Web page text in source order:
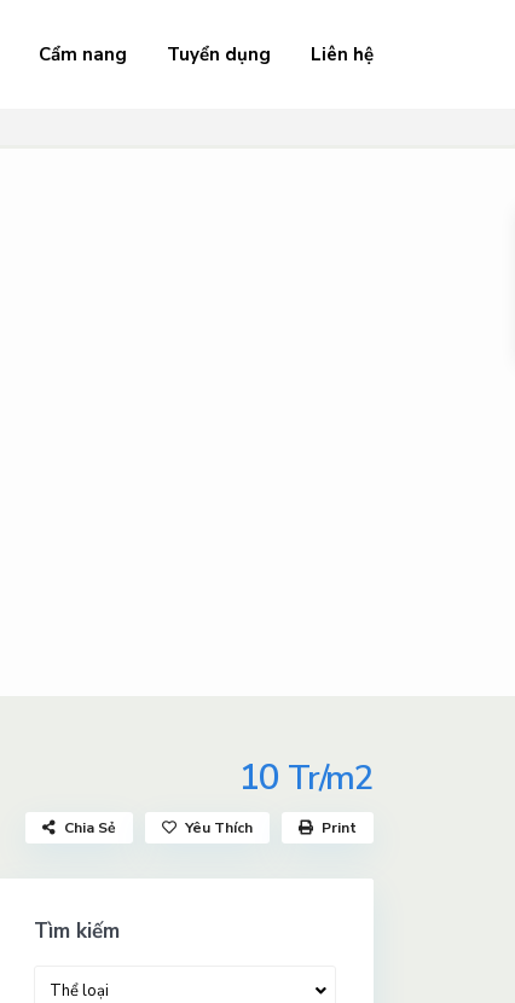
Cẩm nang Tuyển dụng Liên hệ
10 Tr/m2
Chia Sẻ Yêu Thích Print
Tìm kiếm
Thể loại